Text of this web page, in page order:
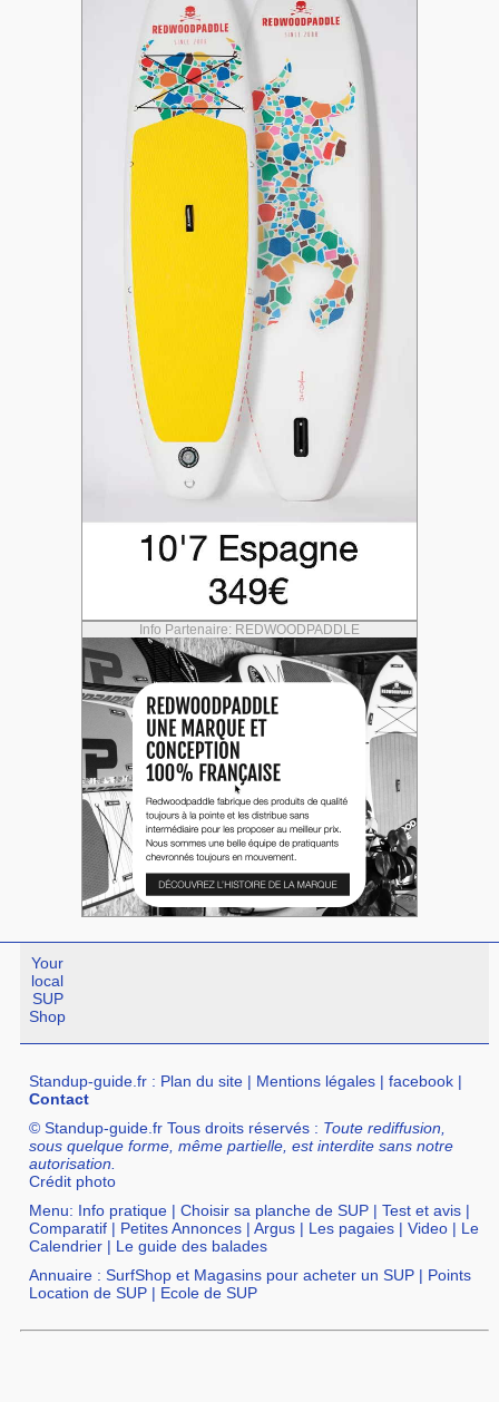
Info Partenaire: REDWOODPADDLE
Your
local
SUP
Shop
Standup-guide.fr : Plan du site | Mentions légales |facebook |
Contact
© Standup-guide.fr Tous droits réservés : Toute rediffusion,
sous quelque forme, même partielle, est interdite sans notre
autorisation.
Crédit photo
Menu: Info pratique |Choisir sa planche de SUP |Test et avis |
Comparatif | Petites Annonces |Argus | Les pagaies |Video | Le
Calendrier | Le guide des balades
Annuaire :SurfShop et Magasins pour acheter un SUP | Points
Location de SUP | Ecole de SUP